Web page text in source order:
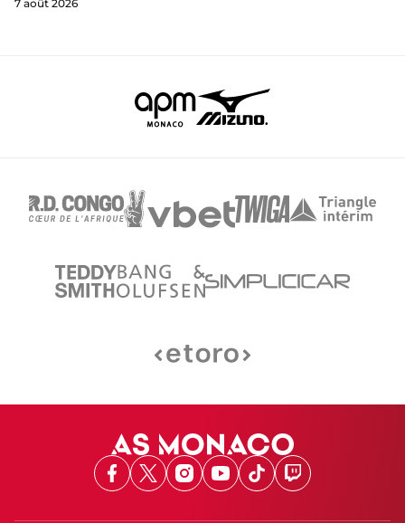
7 août 2026
Facebook
X Instagram
Youtube
TikTokTwitch